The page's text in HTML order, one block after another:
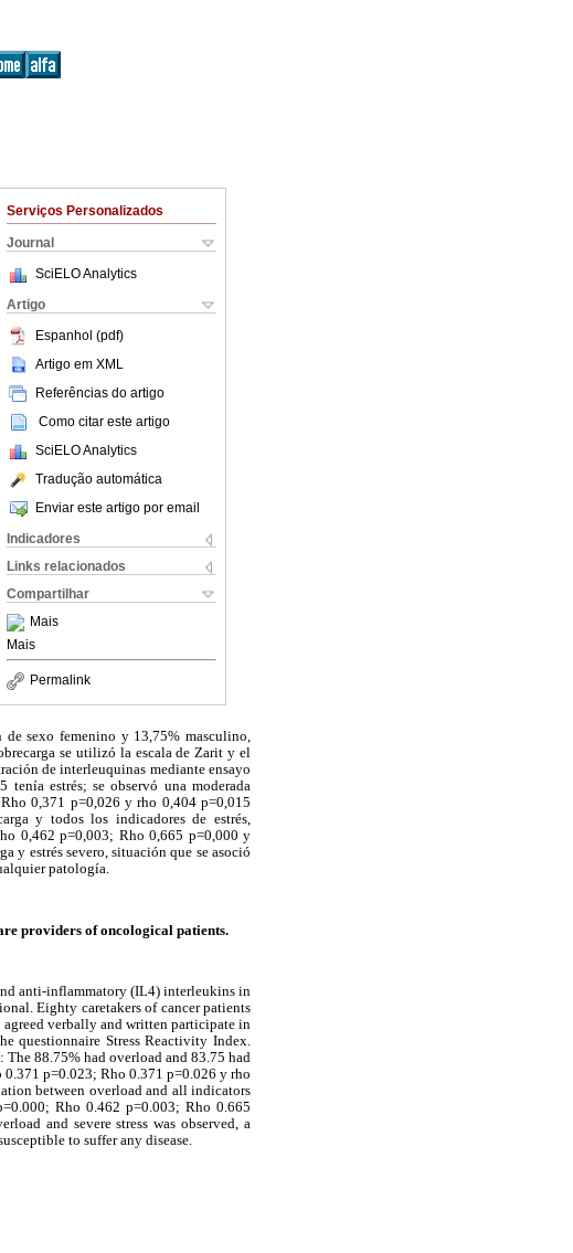
Serviços Personalizados
Journal
SciELO Analytics
Artigo
Espanhol (pdf)
Artigo em XML
Referências do artigo
Como citar este artigo
SciELO Analytics
Tradução automática
Enviar este artigo por email
Indicadores
Links relacionados
Compartilhar
Mais
Mais
Permalink
sexo femenino y 13,75% masculino,
se utilizó la escala de Zarit y el
de interleuquinas mediante ensayo
estrés; se observó una moderada
0,371 p=0,026 y rho 0,404 p=0,015
y todos los indicadores de estrés,
0,462 p=0,003; Rho 0,665 p=0,000 y
y estrés severo, situación que se asoció
patología.
providers of oncological patients.
anti-inflammatory (IL4) interleukins in
Eighty caretakers of cancer patients
agreed verbally and written participate in
questionnaire Stress Reactivity Index.
88.75% had overload and 83.75 had
p=0.023; Rho 0.371 p=0.026 y rho
between overload and all indicators
Rho 0.462 p=0.003; Rho 0.665
and severe stress was observed, a
to suffer any disease.